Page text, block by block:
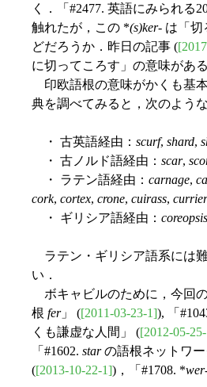
く．「#2477. 英語にみられる
触れたが，この *(s)ker- は「切
どだろうか．昨日の記事 (
に切ってころす」の意味があ
印欧語根の意味がかくも基
典を調べてみると，次のよう
・ 古英語経由： scurf, shard,
・ 古ノルド語経由： scar,
・ ラテン語経由： carnage,
cork, cortex, crone, cuirass, currier
・ ギリシア語経由： coreopsis
ラテン・ギリシア語系には
い．
ボキャビルのために，今回
根 fer」 ([2011-03-23-1]), 「
くも謙虚な人間」 ([2012-05-
「#1602. starの語根ネットワー
([2013-10-22-1])，「#1708. *wer